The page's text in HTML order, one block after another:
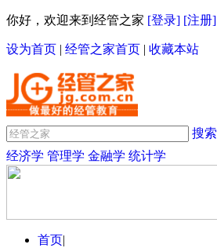
你好，欢迎来到经管之家 [登录] [注册]
设为首页 | 经管之家首页 | 收藏本站
搜索
经济学 管理学 金融学 统计学
首页|